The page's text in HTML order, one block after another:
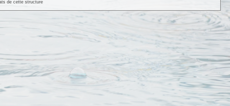
de cette structure